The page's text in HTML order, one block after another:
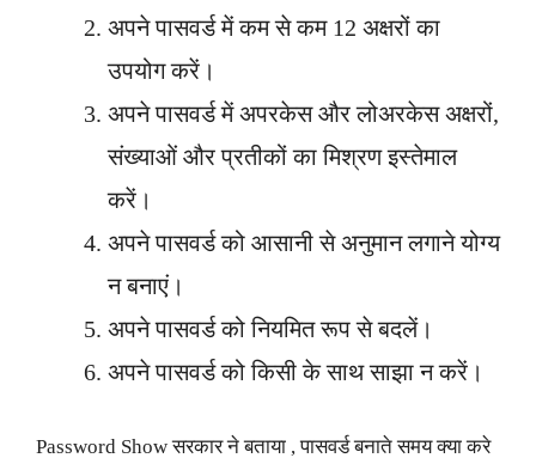
अपने पासवर्ड में कम से कम 12 अक्षरों का
उपयोग करें।
अपने पासवर्ड में अपरकेस और लोअरकेस अक्षरों,
संख्याओं और प्रतीकों का मिश्रण इस्तेमाल
करें।
अपने पासवर्ड को आसानी से अनुमान लगाने योग्य
न बनाएं।
अपने पासवर्ड को नियमित रूप से बदलें।
अपने पासवर्ड को किसी के साथ साझा न करें।
Password Show सरकार ने बताया , पासवर्ड बनाते समय क्या करे